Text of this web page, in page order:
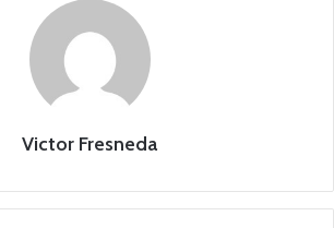
Victor Fresneda